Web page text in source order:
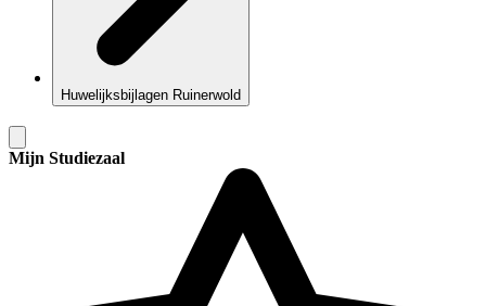
Huwelijksbijlagen Ruinerwold
Mijn Studiezaal